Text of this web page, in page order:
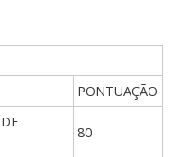
PONTUAÇÃO
80